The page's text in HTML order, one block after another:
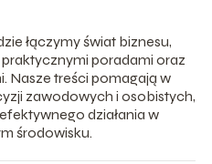
łączymy świat biznesu,
poradami oraz
Nasze treści pomagają w
zawodowych i osobistych,
działania w
środowisku.